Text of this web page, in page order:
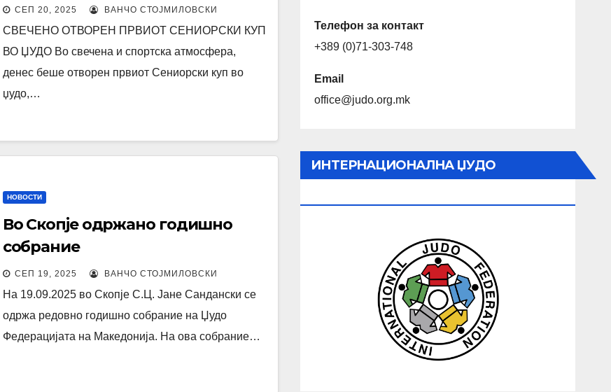
СЕП 20, 2025 ВАНЧО СТОЈМИЛОВСКИ
СВЕЧЕНО ОТВОРЕН ПРВИОТ СЕНИОРСКИ КУП
ВО ЏУДО Во свечена и спортска атмосфера,
денес беше отворен првиот Сениорски куп во
џудо,…
НОВОСТИ
Во Скопје одржано годишно
собрание
СЕП 19, 2025 ВАНЧО СТОЈМИЛОВСКИ
На 19.09.2025 во Скопје С.Ц. Јане Сандански се
одржа редовно годишно собрание на Џудо
Федерацијата на Македонија. На ова собрание…
Телефон за контакт
+389 (0)71-303-748
Email
office@judo.org.mk
ИНТЕРНАЦИОНАЛНА ЏУДО